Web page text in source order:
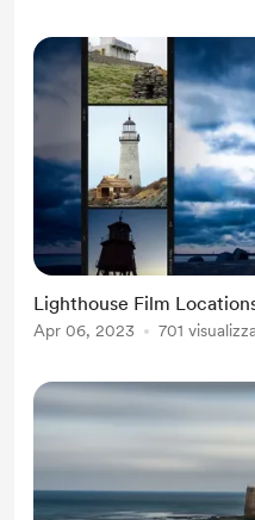
Lighthouse Film
Apr 06, 2023 701